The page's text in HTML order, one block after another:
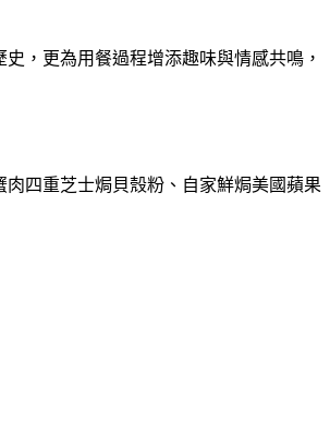
，更為用餐過程增添趣味與情感共鳴，
四重芝士焗貝殼粉、自家鮮焗美國蘋果